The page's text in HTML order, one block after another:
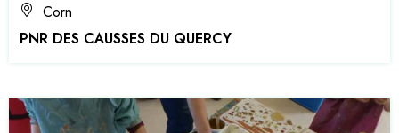
Corn
PNR DES CAUSSES DU QUERCY